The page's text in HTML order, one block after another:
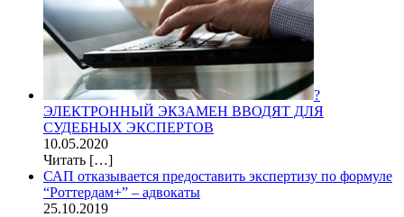
?
ЭЛЕКТРОННЫЙ ЭКЗАМЕН ВВОДЯТ ДЛЯ
СУДЕБНЫХ ЭКСПЕРТОВ
10.05.2020
Читать […]
САП отказывается предоставить экспертизу по формуле
“Роттердам+” – адвокаты
25.10.2019